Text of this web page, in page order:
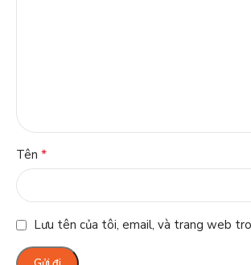
Tên *
Lưu tên của tôi, email, và trang web